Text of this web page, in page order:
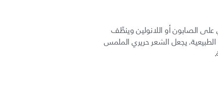
الصابون أو اللانولين وينظّف
يجعل الشعر حريري الملمس